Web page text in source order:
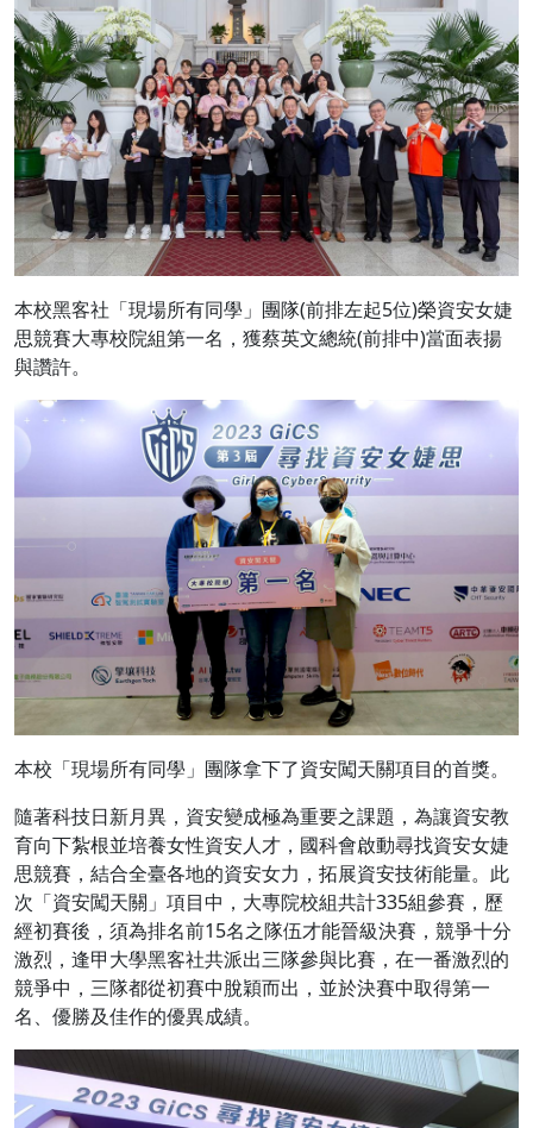
本校黑客社「現場所有同學」團隊(前排左起5位)榮資安女婕
思競賽大專校院組第一名，獲蔡英文總統(前排中)當面表揚
與讚許。
本校「現場所有同學」團隊拿下了資安闖天關項目的首獎。
隨著科技日新月異，資安變成極為重要之課題，為讓資安教
育向下紮根並培養女性資安人才，國科會啟動尋找資安女婕
思競賽，結合全臺各地的資安女力，拓展資安技術能量。此
次「資安闖天關」項目中，大專院校組共計335組參賽，歷
經初賽後，須為排名前15名之隊伍才能晉級決賽，競爭十分
激烈，逢甲大學黑客社共派出三隊參與比賽，在一番激烈的
競爭中，三隊都從初賽中脫穎而出，並於決賽中取得第一
名、優勝及佳作的優異成績。